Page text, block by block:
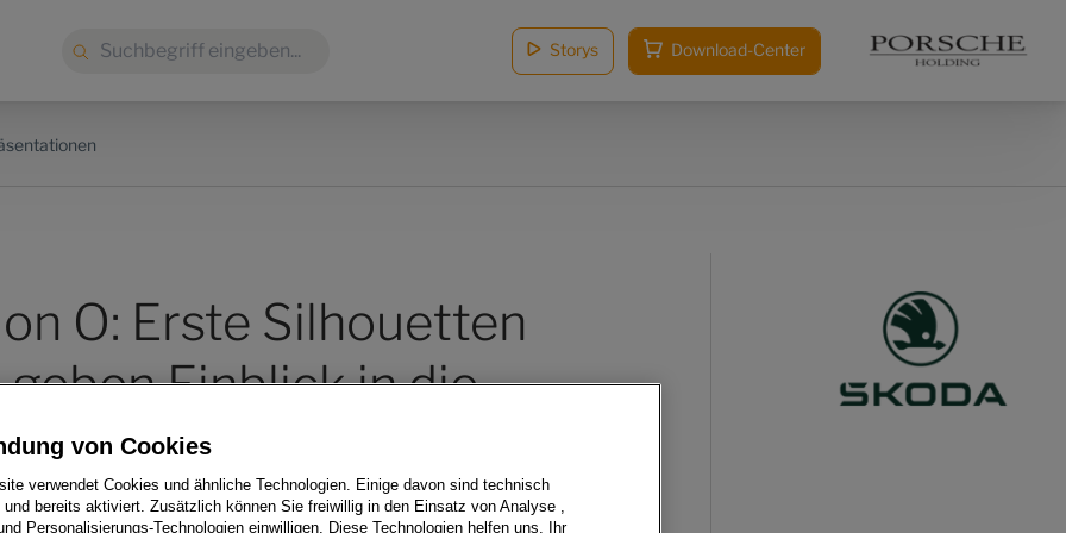
Suche: Storys Download-Center
O: Erste Silhouetten
Einblick in die
Marke im
von Cookies
verwendet Cookies und ähnliche Technologien. Einige davon sind technisch
und bereits aktiviert. Zusätzlich können Sie freiwillig in den Einsatz von Analyse ,
Personalisierungs-Technologien einwilligen. Diese Technologien helfen uns, Ihr